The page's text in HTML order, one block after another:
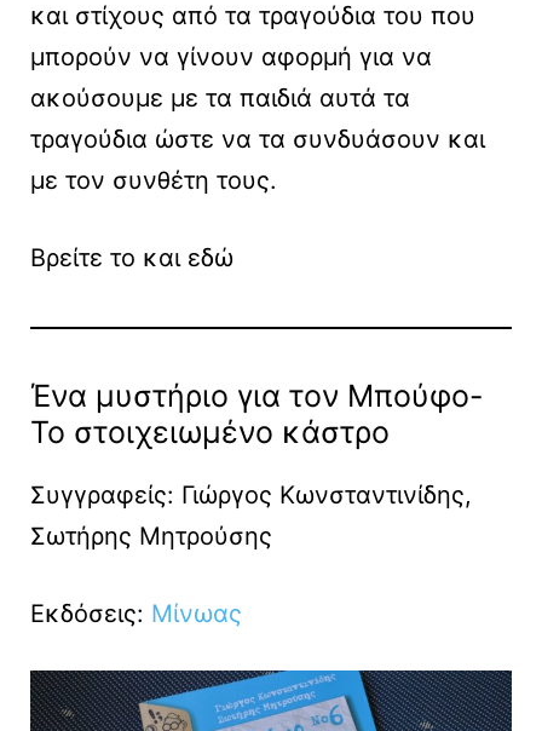
και στίχους από τα τραγούδια του που
μπορούν να γίνουν αφορμή για να
ακούσουμε με τα παιδιά αυτά τα
τραγούδια ώστε να τα συνδυάσουν και
με τον συνθέτη τους.
Βρείτε το και εδώ
Ένα μυστήριο για τον Μπούφο-
Το στοιχειωμένο κάστρο
Συγγραφείς: Γιώργος Κωνσταντινίδης,
Σωτήρης Μητρούσης
Εκδόσεις: Μίνωας